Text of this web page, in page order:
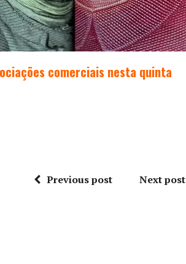
comerciais nesta quinta
Previous post Next post